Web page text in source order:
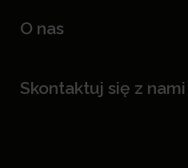
O nas
Skontaktuj się z nami